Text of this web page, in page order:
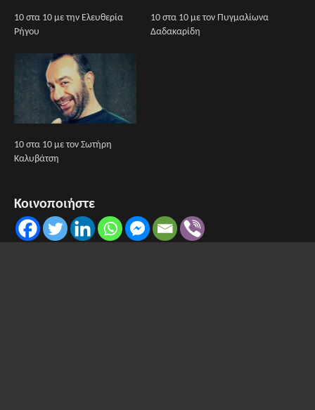
10 στα 10 με την Ελευθερία
Ρήγου
10 στα 10 με τον Πυγμαλίωνα
Δαδακαρίδη
10 στα 10 με τον Σωτήρη
Καλυβάτση
Κοινοποιήστε